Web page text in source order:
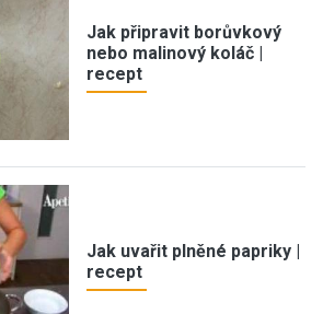
Jak připravit borůvkový
nebo malinový koláč |
recept
Jak uvařit plněné papriky |
recept